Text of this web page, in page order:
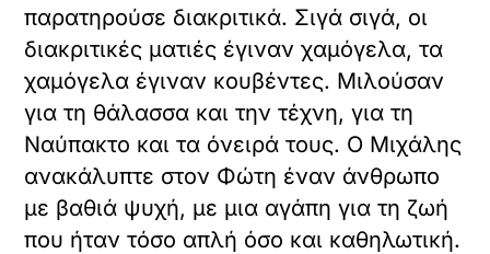
παρατηρούσε διακριτικά. Σιγά σιγά, οι
διακριτικές ματιές έγιναν χαμόγελα, τα
χαμόγελα έγιναν κουβέντες. Μιλούσαν
για τη θάλασσα και την τέχνη, για τη
Ναύπακτο και τα όνειρά τους. Ο Μιχάλης
ανακάλυπτε στον Φώτη έναν άνθρωπο
με βαθιά ψυχή, με μια αγάπη για τη ζωή
που ήταν τόσο απλή όσο και καθηλωτική.